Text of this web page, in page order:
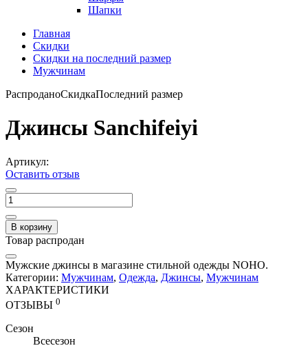
Шапки
Главная
Скидки
Скидки на последний размер
Мужчинам
РаспроданоСкидкаПоследний размер
Джинсы Sanchifeiyi
Артикул:
Оставить отзыв
В корзину
Товар распродан
Мужские джинсы в магазине стильной одежды NOHO.
Категории: Мужчинам, Одежда, Джинсы, Мужчинам
ХАРАКТЕРИСТИКИ
ОТЗЫВЫ 0
Сезон
Всесезон